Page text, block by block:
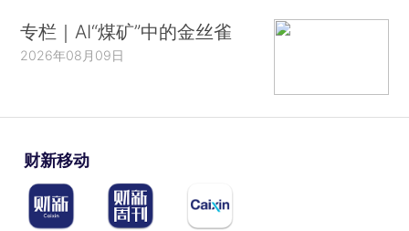
专栏｜AI“煤矿”中的金丝雀
2026年08月09日
财新移动